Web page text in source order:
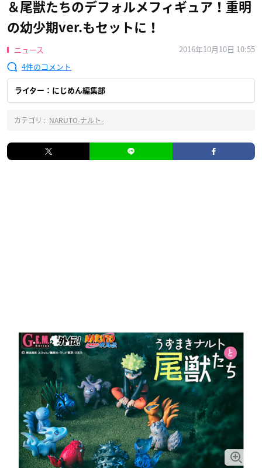
＆尾獣たちのデフォルメフィギュア！重明
の幼少期ver.もセットに！
ニュース
2016年10月10日 10:55
4
ライター：にじめん編集部
カテゴリ : NARUTO-ナルト-